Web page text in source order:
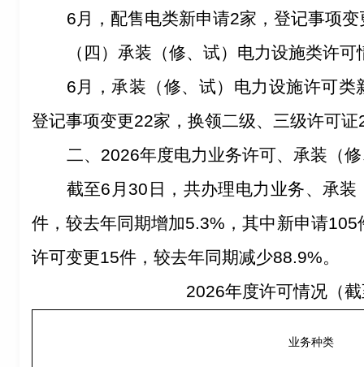
6 月，配售电类新申请2家，登记事项变
（ 四 ） 承装（修、试） 电力设施类许可
6 月，承装（修、试）电力设施许可类
登记事项变更22家，换领二级、三级许可证
二、 2026年度电力业务许可、承装（
截至6 月30 日，共办理电力业务、承
件，较去年同期增加5.3% ，其中新申请105
许可变更15件，较去年同期减少88.9%。
2026年度许可情况（截
业务种类